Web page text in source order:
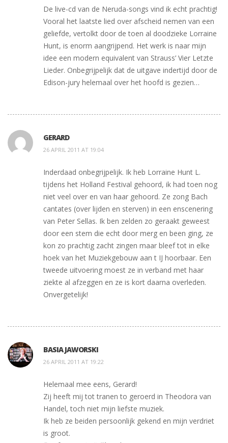
De live-cd van de Neruda-songs vind ik echt prachtig!
Vooral het laatste lied over afscheid nemen van een
geliefde, vertolkt door de toen al doodzieke Lorraine
Hunt, is enorm aangrijpend. Het werk is naar mijn
idee een modern equivalent van Strauss’ Vier Letzte
Lieder. Onbegrijpelijk dat de uitgave indertijd door de
Edison-jury helemaal over het hoofd is gezien…
GERARD
26 APRIL 2011 AT 19:04
Inderdaad onbegrijpelijk. Ik heb Lorraine Hunt L.
tijdens het Holland Festival gehoord, ik had toen nog
niet veel over en van haar gehoord. Ze zong Bach
cantates (over lijden en sterven) in een enscenering
van Peter Sellas. Ik ben zelden zo geraakt geweest
door een stem die echt door merg en been ging, ze
kon zo prachtig zacht zingen maar bleef tot in elke
hoek van het Muziekgebouw aan t IJ hoorbaar. Een
tweede uitvoering moest ze in verband met haar
ziekte al afzeggen en ze is kort daarna overleden.
Onvergetelijk!
BASIA JAWORSKI
26 APRIL 2011 AT 19:22
Helemaal mee eens, Gerard!
Zij heeft mij tot tranen to geroerd in Theodora van
Handel, toch niet mijn liefste muziek.
Ik heb ze beiden persoonlijk gekend en mijn verdriet
is groot.